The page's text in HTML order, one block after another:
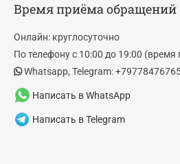
opens
window
opens
new
window
Время приёма обращений
Онлайн: круглосуточно
По телефону с 10:00 до 19:00 (время
Whatsapp, Telegram:
Написать в WhatsApp
Написать в Telegram